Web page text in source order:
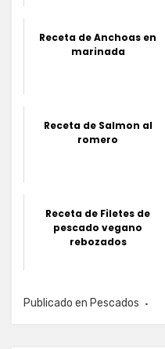
Receta de Anchoas en
marinada
Receta de Salmon al
romero
Receta de Filetes de
pescado vegano
rebozados
Publicado en Pescados